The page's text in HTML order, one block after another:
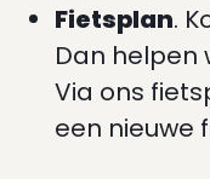
Fietsplan.
Dan helpen
Via ons
een nieuwe